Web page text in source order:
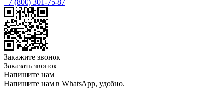
+7 (800) 301-75-87
Закажите звонок
Заказать звонок
Напишите нам
Напишите нам в WhatsApp, удобно.